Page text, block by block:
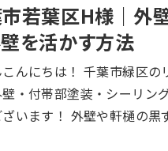
若葉区H様｜外壁
を活かす方法
ーム店、いちずリフォームです！ 千葉県千葉市若葉区のH様より、屋
・付帯部塗装・シーリング打
とうございます！ 外壁